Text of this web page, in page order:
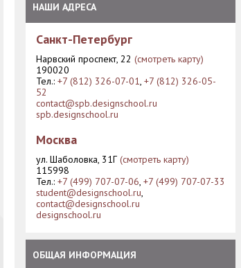
НАШИ АДРЕСА
Санкт-Петербург
Нарвский проспект, 22 (смотреть карту)
190020
Тел.: +7 (812) 326-07-01, +7 (812) 326-05-
52
contact@spb.designschool.ru
spb.designschool.ru
Москва
ул. Шаболовка, 31Г (смотреть карту)
115998
Тел.: +7 (499) 707-07-06, +7 (499) 707-07-33
student@designschool.ru,
contact@designschool.ru
designschool.ru
ОБЩАЯ ИНФОРМАЦИЯ